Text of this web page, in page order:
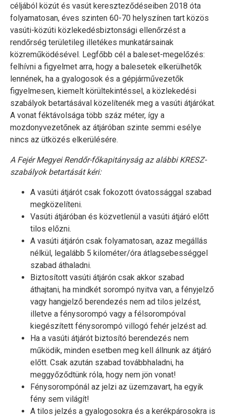
céljából közút és vasút kereszteződéseiben 2018 óta
folyamatosan, éves szinten 60-70 helyszínen tart közös
vasúti-közúti közlekedésbiztonsági ellenőrzést a
rendőrség területileg illetékes munkatársainak
közreműködésével. Legfőbb cél a baleset-megelőzés:
felhívni a figyelmet arra, hogy a balesetek elkerülhetők
lennének, ha a gyalogosok és a gépjárművezetők
figyelmesen, kiemelt körültekintéssel, a közlekedési
szabályok betartásával közelítenék meg a vasúti átjárókat.
A vonat féktávolsága több száz méter, így a
mozdonyvezetőnek az átjáróban szinte semmi esélye
nincs az ütközés elkerülésére.
A Fejér Megyei Rendőr-főkapitányság az alábbi KRESZ-
szabályok betartását kéri:
A vasúti átjárót csak fokozott óvatossággal szabad
megközelíteni.
Vasúti átjáróban és közvetlenül a vasúti átjáró előtt
tilos előzni.
A vasúti átjárón csak folyamatosan, azaz megállás
nélkül, legalább 5 kilométer/óra átlagsebességgel
szabad áthaladni.
Biztosított vasúti átjárón csak akkor szabad
áthajtani, ha mindkét sorompó nyitva van, a fényjelző
vagy hangjelző berendezés nem ad tilos jelzést,
illetve a fénysorompó vagy a félsorompóval
kiegészített fénysorompó villogó fehér jelzést ad.
Ha a vasúti átjárót biztosító berendezés nem
működik, minden esetben meg kell állnunk az átjáró
előtt. Csak azután szabad továbbhaladni, ha
meggyőződtünk róla, hogy nem jön vonat!
Fénysorompónál az jelzi az üzemzavart, ha egyik
fény sem világít!
A tilos jelzés a gyalogosokra és a kerékpárosokra is